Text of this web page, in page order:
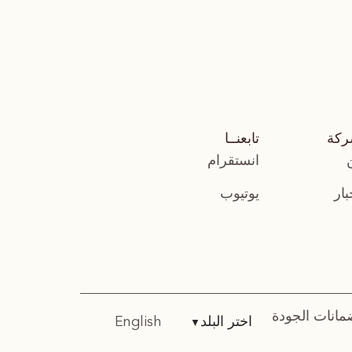
تابعنــا
انستقرام
يوتيوب
الجودة اختر البلد ▼
English